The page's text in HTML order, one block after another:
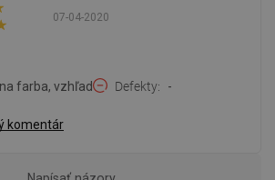
07-04-2020
farba, vzhľad Defekty -
komentár